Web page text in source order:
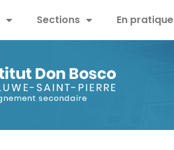
Sections En pratique